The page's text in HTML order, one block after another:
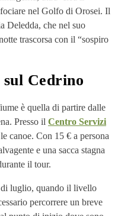
nel Golfo di Orosei. Il
Deledda, che nel suo
trascorsa con il “sospiro
Cedrino
è quella di partire dalle
Presso il Centro Servizi
canoe. Con 15 € a persona
e una sacca stagna
il tour.
luglio, quando il livello
percorrere un breve